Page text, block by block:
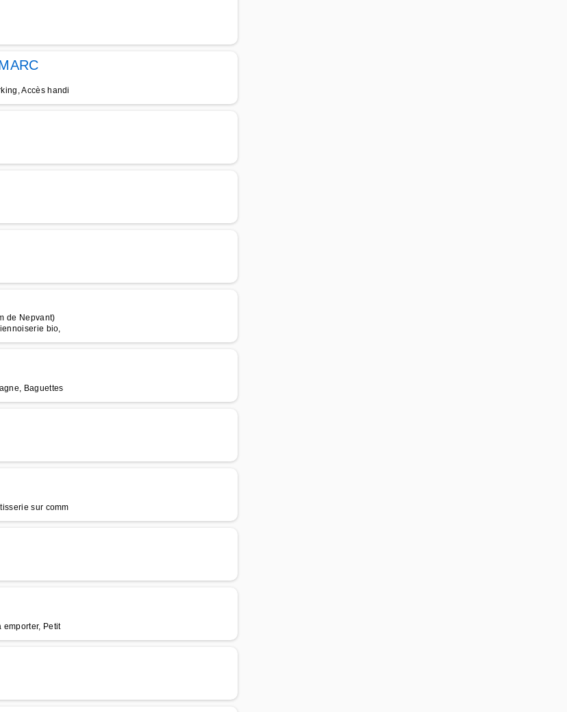
Accès handi
de Nepvant)
bio,
Baguettes
sur comm
emporter, Petit